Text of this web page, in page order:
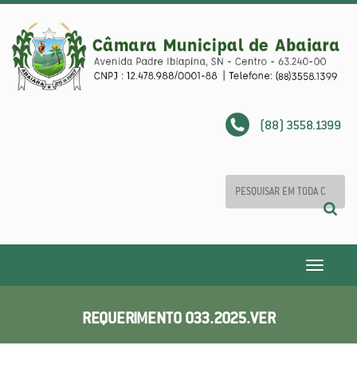
(88) 3558.1399
Toggle
REQUERIMENTO 033.2025.VER